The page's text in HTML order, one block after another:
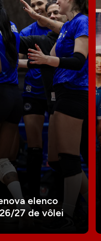
elenco
27 de vôlei